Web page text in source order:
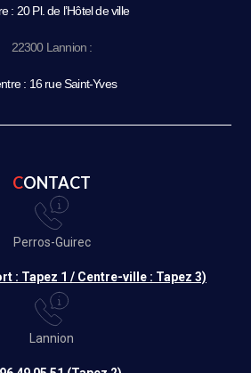
: 20 Pl. de l’Hôtel de ville
22300 Lannion :
: 16 rue Saint-Yves
CONTACT
Perros-Guirec
: Tapez 1 / Centre-ville : Tapez 3)
Lannion